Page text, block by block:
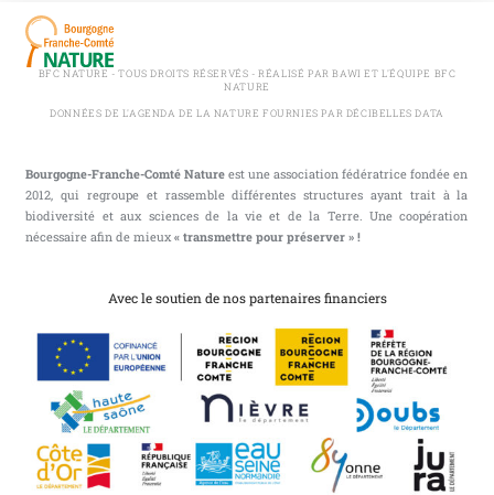
BFC NATURE - TOUS DROITS RÉSERVÉS - RÉALISÉ PAR BAWI ET L'ÉQUIPE BFC
NATURE
DONNÉES DE L'AGENDA DE LA NATURE FOURNIES PAR DÉCIBELLES DATA
Bourgogne-Franche-Comté Nature est une association fédératrice fondée en
2012, qui regroupe et rassemble différentes structures ayant trait à la
biodiversité et aux sciences de la vie et de la Terre. Une coopération
nécessaire afin de mieux« transmettre pour préserver » !
Avec le soutien de nos partenaires financiers